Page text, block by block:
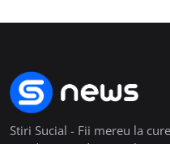
Stiri Sucial - Fii mereu la